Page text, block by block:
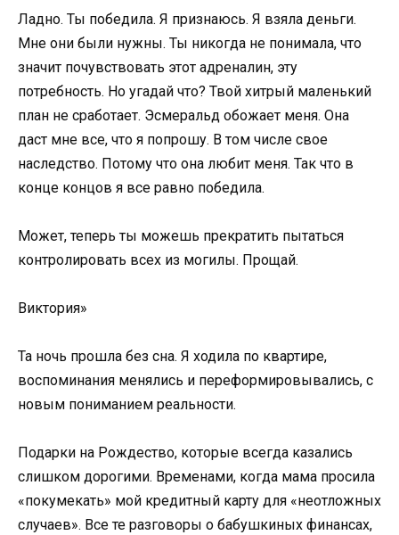
Ладно. Ты победила. Я признаюсь. Я взяла деньги.
Мне они были нужны. Ты никогда не понимала, что
значит почувствовать этот адреналин, эту
потребность. Но угадай что? Твой хитрый маленький
план не сработает. Эсмеральд обожает меня. Она
даст мне все, что я попрошу. В том числе свое
наследство. Потому что она любит меня. Так что в
конце концов я все равно победила.
Может, теперь ты можешь прекратить пытаться
контролировать всех из могилы. Прощай.
Виктория»
Та ночь прошла без сна. Я ходила по квартире,
воспоминания менялись и переформировывались, с
новым пониманием реальности.
Подарки на Рождество, которые всегда казались
слишком дорогими. Временами, когда мама просила
«покумекать» мой кредитный карту для «неотложных
случаев». Все те разговоры о бабушкиных финансах,